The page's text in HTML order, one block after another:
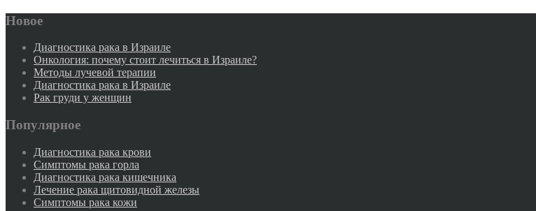
Новое
Диагностика рака в Израиле
Онкология: почему стоит лечиться в Израиле?
Методы лучевой терапии
Диагностика рака в Израиле
Рак груди у женщин
Популярное
Диагностика рака крови
Симптомы рака горла
Диагностика рака кишечника
Лечение рака щитовидной железы
Симптомы рака кожи